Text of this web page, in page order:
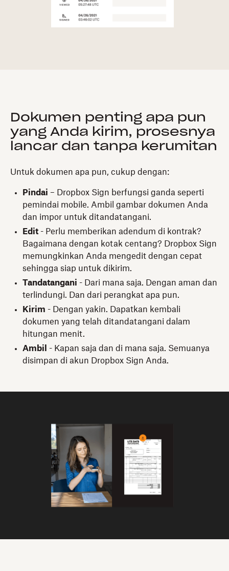
Dokumen penting apa pun
yang Anda kirim, prosesnya
lancar dan tanpa kerumitan
Untuk dokumen apa pun, cukup dengan:
Pindai – Dropbox Sign berfungsi ganda seperti
pemindai mobile. Ambil gambar dokumen Anda
dan impor untuk ditandatangani.
Edit - Perlu memberikan adendum di kontrak?
Bagaimana dengan kotak centang? Dropbox Sign
memungkinkan Anda mengedit dengan cepat
sehingga siap untuk dikirim.
Tandatangani - Dari mana saja. Dengan aman dan
terlindungi. Dan dari perangkat apa pun.
Kirim - Dengan yakin. Dapatkan kembali
dokumen yang telah ditandatangani dalam
hitungan menit.
Ambil
- Kapan saja dan di mana saja. Semuanya
disimpan di akun Dropbox Sign Anda.